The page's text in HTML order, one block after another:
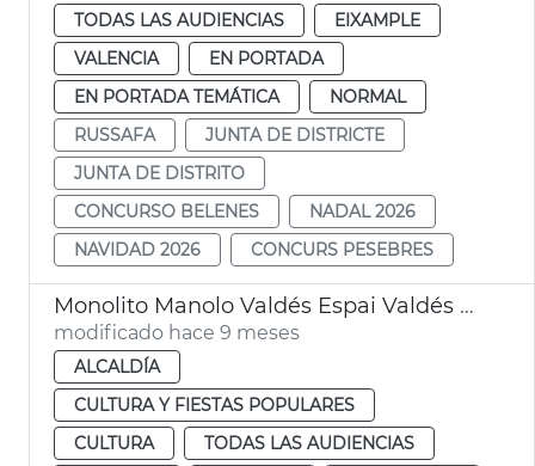
TODAS LAS AUDIENCIAS
EIXAMPLE
VALENCIA
EN PORTADA
EN PORTADA TEMÁTICA
NORMAL
RUSSAFA
JUNTA DE DISTRICTE
JUNTA DE DISTRITO
CONCURSO BELENES
NADAL 2026
NAVIDAD 2026
CONCURS PESEBRES
Monolito Manolo Valdés Espai Valdés València
modificado hace 9 meses
ALCALDÍA
CULTURA Y FIESTAS POPULARES
CULTURA
TODAS LAS AUDIENCIAS